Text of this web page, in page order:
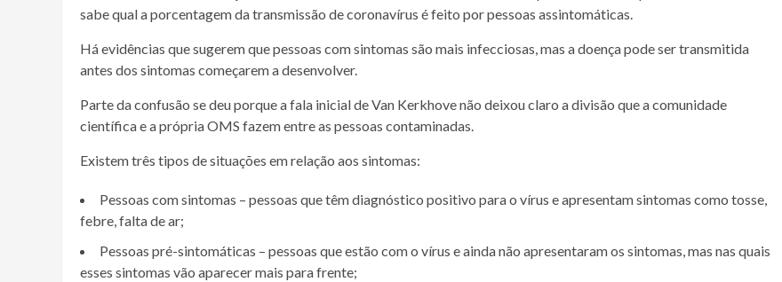
sabe qual a porcentagem da transmissão de coronavírus é feito por pessoas assintomáticas.
Há evidências que sugerem que pessoas com sintomas são mais infecciosas, mas a doença pode ser transmitida
antes dos sintomas começarem a desenvolver.
Parte da confusão se deu porque a fala inicial de Van Kerkhove não deixou claro a divisão que a comunidade
científica e a própria OMS fazem entre as pessoas contaminadas.
Existem três tipos de situações em relação aos sintomas:
Pessoas com sintomas – pessoas que têm diagnóstico positivo para o vírus e apresentam sintomas como tosse,
febre, falta de ar;
Pessoas pré-sintomáticas – pessoas que estão com o vírus e ainda não apresentaram os sintomas, mas nas quais
esses sintomas vão aparecer mais para frente;